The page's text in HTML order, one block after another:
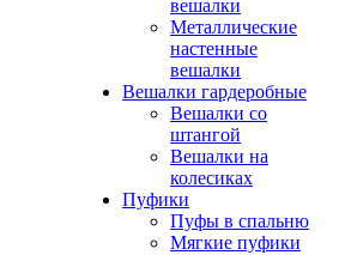
вешалки
Металлические
настенные
вешалки
Вешалки гардеробные
Вешалки со
штангой
Вешалки на
колесиках
Пуфики
Пуфы в спальню
Мягкие пуфики